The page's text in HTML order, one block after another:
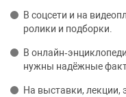
В соцсети и на
ролики и подборки.
В
нужны надёжные
На выставки,